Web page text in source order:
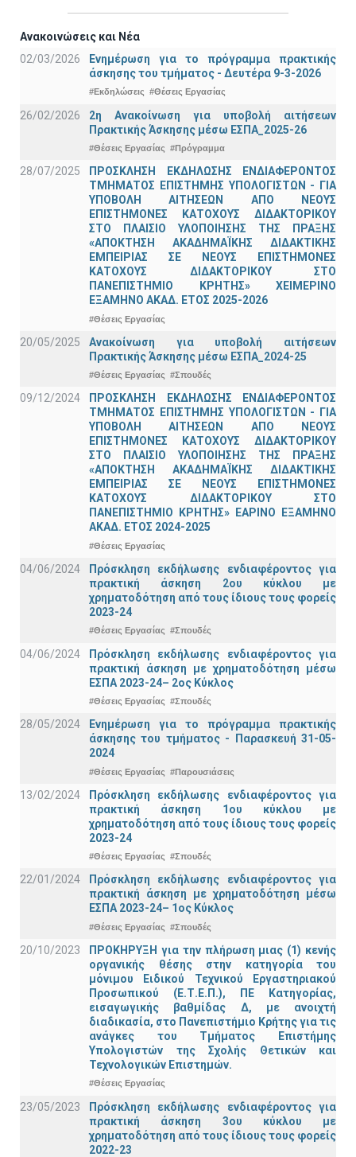
Ανακοινώσεις και Νέα
02/03/2026
Ενημέρωση για το πρόγραμμα πρακτικής
άσκησης του τμήματος - Δευτέρα 9-3-2026
#Εκδηλώσεις #Θέσεις Εργασίας
26/02/2026
2η Ανακοίνωση για υποβολή αιτήσεων
Πρακτικής Άσκησης μέσω ΕΣΠΑ_2025-26
#Θέσεις Εργασίας #Πρόγραμμα
28/07/2025
ΠΡΟΣΚΛΗΣΗ ΕΚΔΗΛΩΣΗΣ ΕΝΔΙΑΦΕΡΟΝΤΟΣ
ΤΜΗΜΑΤΟΣ ΕΠΙΣΤΗΜΗΣ ΥΠΟΛΟΓΙΣΤΩΝ - ΓΙΑ
ΥΠΟΒΟΛΗ ΑΙΤΗΣΕΩΝ ΑΠΟ ΝΕΟΥΣ
ΕΠΙΣΤΗΜΟΝΕΣ ΚΑΤΟΧΟΥΣ ΔΙΔΑΚΤΟΡΙΚΟΥ
ΣΤΟ ΠΛΑΙΣΙΟ ΥΛΟΠΟΙΗΣΗΣ ΤΗΣ ΠΡΑΞΗΣ
«ΑΠΟΚΤΗΣΗ ΑΚΑΔΗΜΑΪΚΗΣ ΔΙΔΑΚΤΙΚΗΣ
ΕΜΠΕΙΡΙΑΣ ΣΕ ΝΕΟΥΣ ΕΠΙΣΤΗΜΟΝΕΣ
ΚΑΤΟΧΟΥΣ ΔΙΔΑΚΤΟΡΙΚΟΥ ΣΤΟ
ΠΑΝΕΠΙΣΤΗΜΙΟ ΚΡΗΤΗΣ» ΧΕΙΜΕΡΙΝΟ
ΕΞΑΜΗΝΟ ΑΚΑΔ. ΕΤΟΣ 2025-2026
#Θέσεις Εργασίας
20/05/2025
Ανακοίνωση για υποβολή αιτήσεων
Πρακτικής Άσκησης μέσω ΕΣΠΑ_2024-25
#Θέσεις Εργασίας #Σπουδές
09/12/2024
ΠΡΟΣΚΛΗΣΗ ΕΚΔΗΛΩΣΗΣ ΕΝΔΙΑΦΕΡΟΝΤΟΣ
ΤΜΗΜΑΤΟΣ ΕΠΙΣΤΗΜΗΣ ΥΠΟΛΟΓΙΣΤΩΝ - ΓΙΑ
ΥΠΟΒΟΛΗ ΑΙΤΗΣΕΩΝ ΑΠΟ ΝΕΟΥΣ
ΕΠΙΣΤΗΜΟΝΕΣ ΚΑΤΟΧΟΥΣ ΔΙΔΑΚΤΟΡΙΚΟΥ
ΣΤΟ ΠΛΑΙΣΙΟ ΥΛΟΠΟΙΗΣΗΣ ΤΗΣ ΠΡΑΞΗΣ
«ΑΠΟΚΤΗΣΗ ΑΚΑΔΗΜΑΪΚΗΣ ΔΙΔΑΚΤΙΚΗΣ
ΕΜΠΕΙΡΙΑΣ ΣΕ ΝΕΟΥΣ ΕΠΙΣΤΗΜΟΝΕΣ
ΚΑΤΟΧΟΥΣ ΔΙΔΑΚΤΟΡΙΚΟΥ ΣΤΟ
ΠΑΝΕΠΙΣΤΗΜΙΟ ΚΡΗΤΗΣ» ΕΑΡΙΝΟ ΕΞΑΜΗΝΟ
ΑΚΑΔ. ΕΤΟΣ 2024-2025
#Θέσεις Εργασίας
04/06/2024
Πρόσκληση εκδήλωσης ενδιαφέροντος για
πρακτική άσκηση 2ου κύκλου με
χρηματοδότηση από τους ίδιους τους φορείς
2023-24
#Θέσεις Εργασίας #Σπουδές
04/06/2024
Πρόσκληση εκδήλωσης ενδιαφέροντος για
πρακτική άσκηση με χρηματοδότηση μέσω
ΕΣΠΑ 2023-24– 2ος Κύκλος
#Θέσεις Εργασίας #Σπουδές
28/05/2024
Ενημέρωση για το πρόγραμμα πρακτικής
άσκησης του τμήματος - Παρασκευή 31-05-
2024
#Θέσεις Εργασίας #Παρουσιάσεις
13/02/2024
Πρόσκληση εκδήλωσης ενδιαφέροντος για
πρακτική άσκηση 1ου κύκλου με
χρηματοδότηση από τους ίδιους τους φορείς
2023-24
#Θέσεις Εργασίας #Σπουδές
22/01/2024
Πρόσκληση εκδήλωσης ενδιαφέροντος για
πρακτική άσκηση με χρηματοδότηση μέσω
ΕΣΠΑ 2023-24– 1ος Κύκλος
#Θέσεις Εργασίας #Σπουδές
20/10/2023
ΠΡΟΚΗΡΥΞΗ για την πλήρωση μιας (1) κενής
οργανικής θέσης στην κατηγορία του
μόνιμου Ειδικού Τεχνικού Εργαστηριακού
Προσωπικού (Ε.Τ.Ε.Π.), ΠΕ Κατηγορίας,
εισαγωγικής βαθμίδας Δ, με ανοιχτή
διαδικασία, στο Πανεπιστήμιο Κρήτης για τις
ανάγκες του Τμήματος Επιστήμης
Υπολογιστών της Σχολής Θετικών και
Τεχνολογικών Επιστημών.
#Θέσεις Εργασίας
23/05/2023
Πρόσκληση εκδήλωσης ενδιαφέροντος για
πρακτική άσκηση 3ου κύκλου με
χρηματοδότηση από τους ίδιους τους φορείς
2022-23